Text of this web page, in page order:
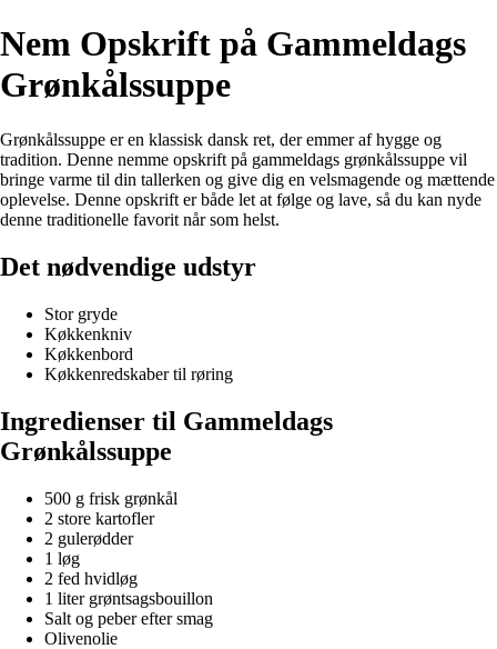
Nem Opskrift på Gammeldags
Grønkålssuppe
Grønkålssuppe er en klassisk dansk ret, der emmer af hygge og
tradition. Denne nemme opskrift på gammeldags grønkålssuppe vil
bringe varme til din tallerken og give dig en velsmagende og mættende
oplevelse. Denne opskrift er både let at følge og lave, så du kan nyde
denne traditionelle favorit når som helst.
Det nødvendige udstyr
Stor gryde
Køkkenkniv
Køkkenbord
Køkkenredskaber til røring
Ingredienser til Gammeldags
Grønkålssuppe
500 g frisk grønkål
2 store kartofler
2 gulerødder
1 løg
2 fed hvidløg
1 liter grøntsagsbouillon
Salt og peber efter smag
Olivenolie